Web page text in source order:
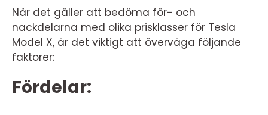
När det gäller att bedöma för- och
nackdelarna med olika prisklasser för Tesla
Model X, är det viktigt att överväga följande
faktorer:
Fördelar: